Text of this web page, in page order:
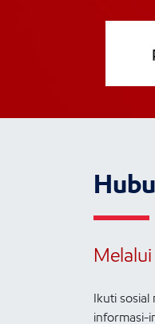
Ikuti sosial
informasi-